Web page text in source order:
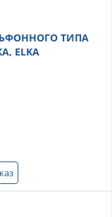
ТИПА
ELKA